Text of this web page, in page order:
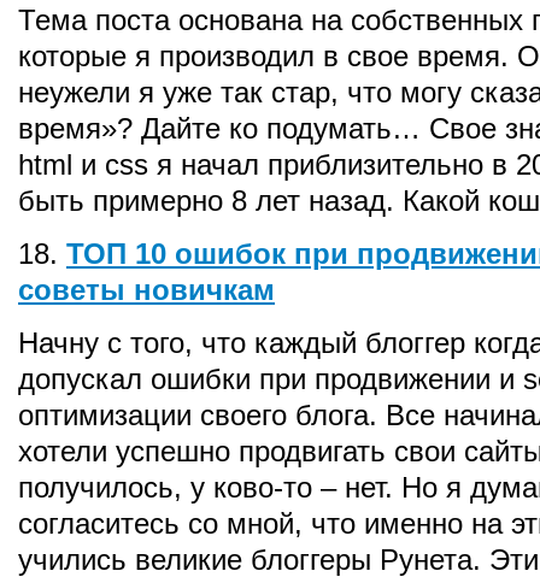
Тема поста основана на собственных
которые я производил в свое время.
неужели я уже так стар, что могу
время»? Дайте ко подумать… Свое
html и css я начал приблизительно в
быть примерно 8 лет назад. Какой
18. ТОП 10 ошибок при
советы новичкам
Начну с того, что каждый блоггер
допускал ошибки при продвижении и
оптимизации своего блога. Все
хотели успешно продвигать свои
получилось, у ково-то – нет. Но я
согласитесь со мной, что именно на
учились великие блоггеры Рунета.